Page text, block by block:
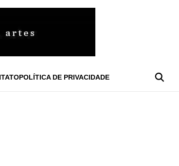
POLÍTICA DE PRIVACIDADE